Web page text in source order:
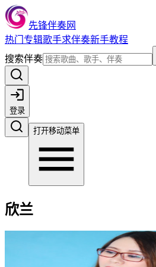
先锋伴奏网
热门 专辑歌手求伴奏新手教程
搜索伴奏
登录
打开移动菜单
欣兰